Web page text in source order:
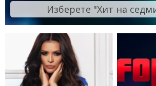
Изберете "Хит на